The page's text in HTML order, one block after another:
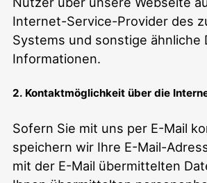
Internet-Service-Provider des
Systems und sonstige ähnliche
Informationen.
2. Kontaktmöglichkeit über die
Sofern Sie mit uns per E-Mail
speichern wir Ihre E-Mail-
mit der E-Mail übermittelten